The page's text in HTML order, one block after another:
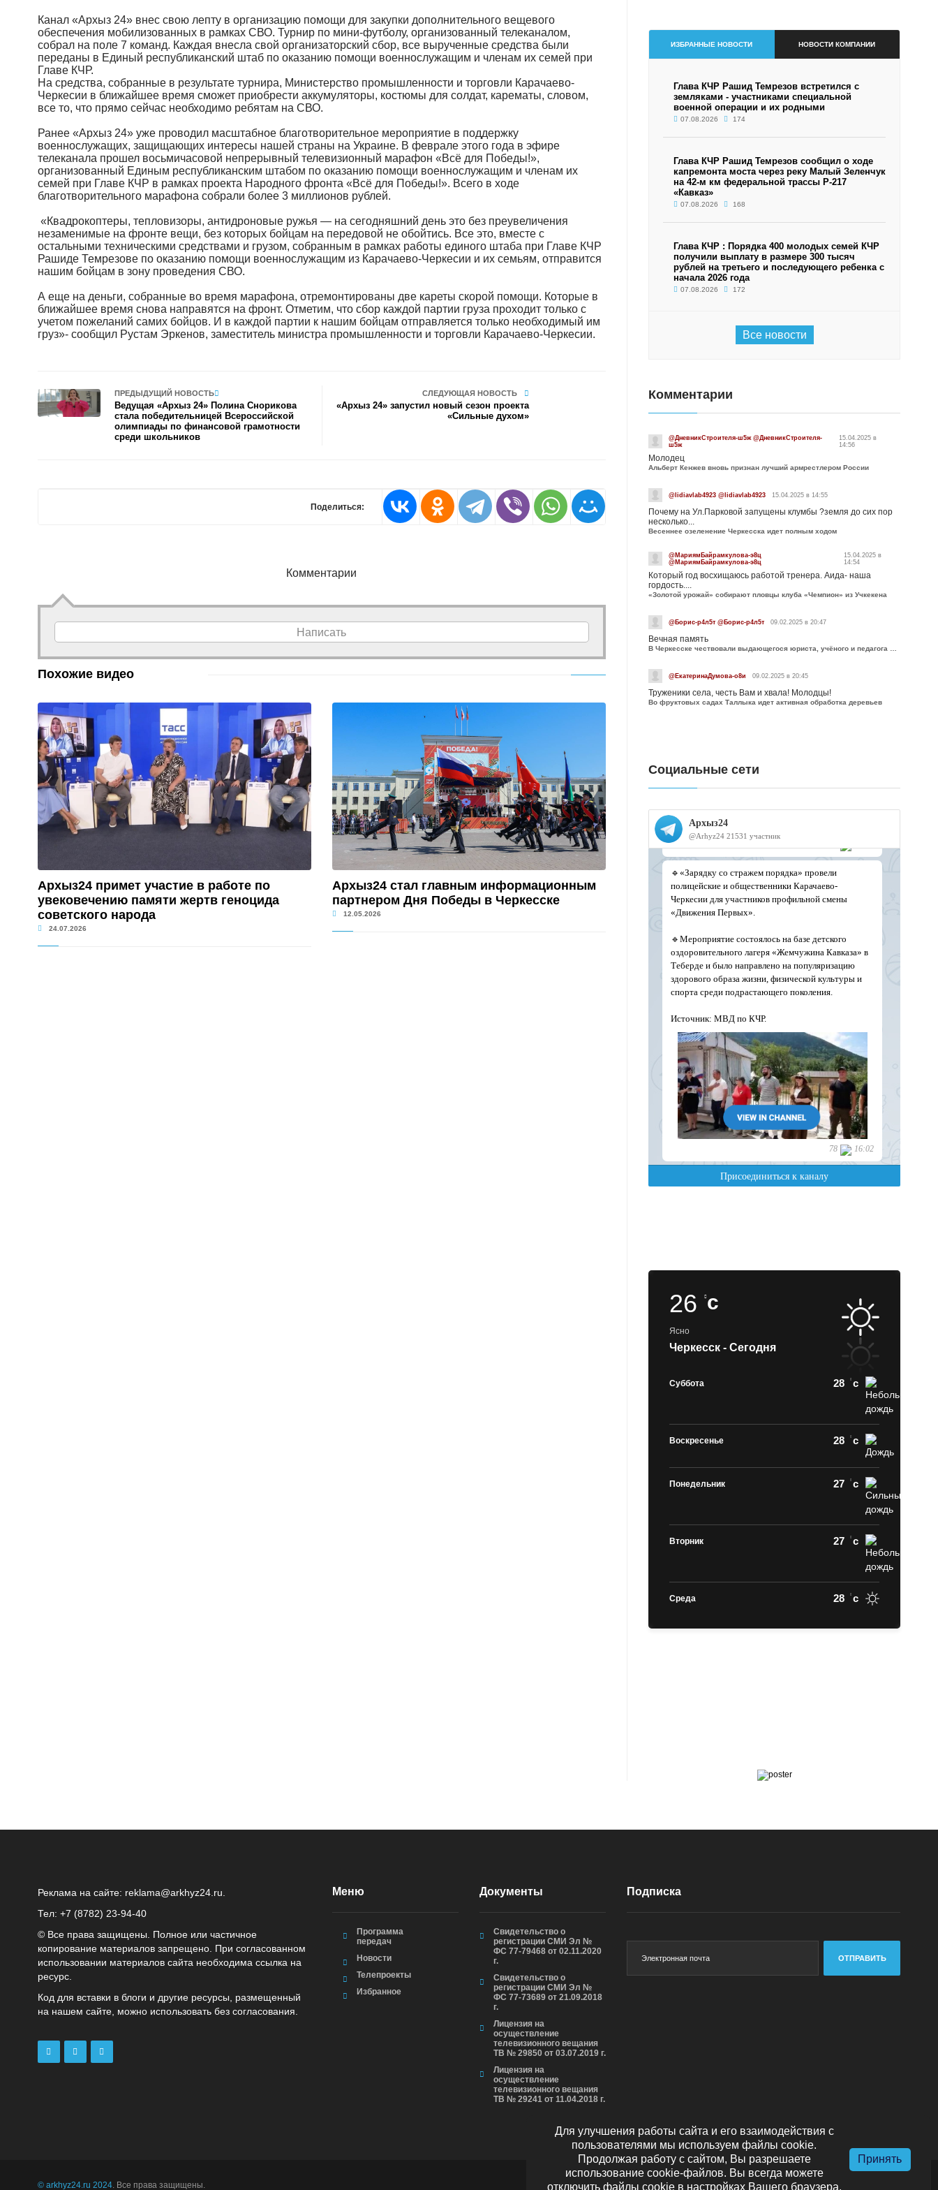
Канал «Архыз 24» внес свою лепту в организацию помощи для закупки дополнительного вещевого
обеспечения мобилизованных в рамках СВО. Турнир по мини-футболу, организованный телеканалом,
собрал на поле 7 команд. Каждая внесла свой организаторский сбор, все вырученные средства были
переданы в Единый республиканский штаб по оказанию помощи военнослужащим и членам их семей при
Главе КЧР.
На средства, собранные в результате турнира, Министерство промышленности и торговли Карачаево-
Черкесии в ближайшее время сможет приобрести аккумуляторы, костюмы для солдат, карематы, словом,
все то, что прямо сейчас необходимо ребятам на СВО.
Ранее «Архыз 24» уже проводил масштабное благотворительное мероприятие в поддержку
военнослужащих, защищающих интересы нашей страны на Украине. В феврале этого года в эфире
телеканала прошел восьмичасовой непрерывный телевизионный марафон «Всё для Победы!»,
организованный Единым республиканским штабом по оказанию помощи военнослужащим и членам их
семей при Главе КЧР в рамках проекта Народного фронта «Всё для Победы!». Всего в ходе
благотворительного марафона собрали более 3 миллионов рублей.
«Квадрокоптеры, тепловизоры, антидроновые ружья — на сегодняшний день это без преувеличения
незаменимые на фронте вещи, без которых бойцам на передовой не обойтись. Все это, вместе с
остальными техническими средствами и грузом, собранным в рамках работы единого штаба при Главе КЧР
Рашиде Темрезове по оказанию помощи военнослужащим из Карачаево-Черкесии и их семьям, отправится
нашим бойцам в зону проведения СВО.
А еще на деньги, собранные во время марафона, отремонтированы две кареты скорой помощи. Которые в
ближайшее время снова направятся на фронт. Отметим, что сбор каждой партии груза проходит только с
учетом пожеланий самих бойцов. И в каждой партии к нашим бойцам отправляется только необходимый им
груз»- сообщил Рустам Эркенов, заместитель министра промышленности и торговли Карачаево-Черкесии.
ПРЕДЫДУЩИЙ НОВОСТЬ
Ведущая «Архыз 24» Полина Снорикова
стала победительницей Всероссийской
олимпиады по финансовой грамотности
среди школьников
СЛЕДУЮЩАЯ НОВОСТЬ
«Архыз 24» запустил новый сезон проекта
«Сильные духом»
Поделиться:
Комментарии
Написать
Похожие видео
Архыз24 примет участие в работе по
увековечению памяти жертв геноцида
советского народа
24.07.2026
Архыз24 стал главным информационным
партнером Дня Победы в Черкесске
12.05.2026
ИЗБРАННЫЕ НОВОСТИ НОВОСТИ КОМПАНИИ
Глава КЧР Рашид Темрезов встретился с
земляками - участниками специальной
военной операции и их родными
07.08.2026 174
Глава КЧР Рашид Темрезов сообщил о ходе
капремонта моста через реку Малый Зеленчук
на 42-м км федеральной трассы Р-217
«Кавказ»
07.08.2026 168
Глава КЧР : Порядка 400 молодых семей КЧР
получили выплату в размере 300 тысяч
рублей на третьего и последующего ребенка с
начала 2026 года
07.08.2026 172
Все новости
Комментарии
@ДневникСтроителя-ш5ж @ДневникСтроителя-
ш5ж
15.04.2025 в
14:56
Молодец
Альберт Кенжев вновь признан лучший армрестлером России
@lidiavlab4923 @lidiavlab4923 15.04.2025 в 14:55
Почему на Ул.Парковой запущены клумбы ?земля до сих пор
несколько...
Весеннее озеленение Черкесска идет полным ходом
@МариямБайрамкулова-э8ц
@МариямБайрамкулова-э8ц
15.04.2025 в
14:54
Который год восхищаюсь работой тренера. Аида- наша
гордость....
«Золотой урожай» собирают пловцы клуба «Чемпион» из Учкекена
@Борис-р4л5т @Борис-р4л5т 09.02.2025 в 20:47
Вечная память
@ЕкатеринаДумова-о8и 09.02.2025 в 20:45
Труженики села, честь Вам и хвала! Молодцы!
Во фруктовых садах Таллыка идет активная обработка деревьев
Социальные сети
26c
Ясно
Черкесск - Сегодня
Суббота 28 c
Воскресенье 28 c
Понедельник 27 c
Вторник 27 c
Среда 28 c
Реклама на сайте: reklama@arkhyz24.ru
Тел: +7 (8782) 23‑94‑40
© Все права защищены. Полное или частичное
копирование материалов запрещено. При согласованном
использовании материалов сайта необходима ссылка на
ресурс.
Код для вставки в блоги и другие ресурсы, размещенный
на нашем сайте, можно использовать без согласования.
Меню
Программа
передач
Новости
Телепроекты
Избранное
Документы
Свидетельство о
регистрации СМИ Эл №
ФС 77-79468 от 02.11.2020
г.
Свидетельство о
регистрации СМИ Эл №
ФС 77-73689 от 21.09.2018
г.
Лицензия на
осуществление
телевизионного вещания
ТВ № 29850 от 03.07.2019 г.
Лицензия на
осуществление
телевизионного вещания
ТВ № 29241 от 11.04.2018 г.
Подписка
ОТПРАВИТЬ
© arkhyz24.ru 2024. Все права защищены.
Для улучшения работы сайта и его взаимодействия с
пользователями мы используем файлы cookie.
Продолжая работу с сайтом, Вы разрешаете
использование cookie-файлов. Вы всегда можете
отключить файлы cookie в настройках Вашего браузера.
Принять